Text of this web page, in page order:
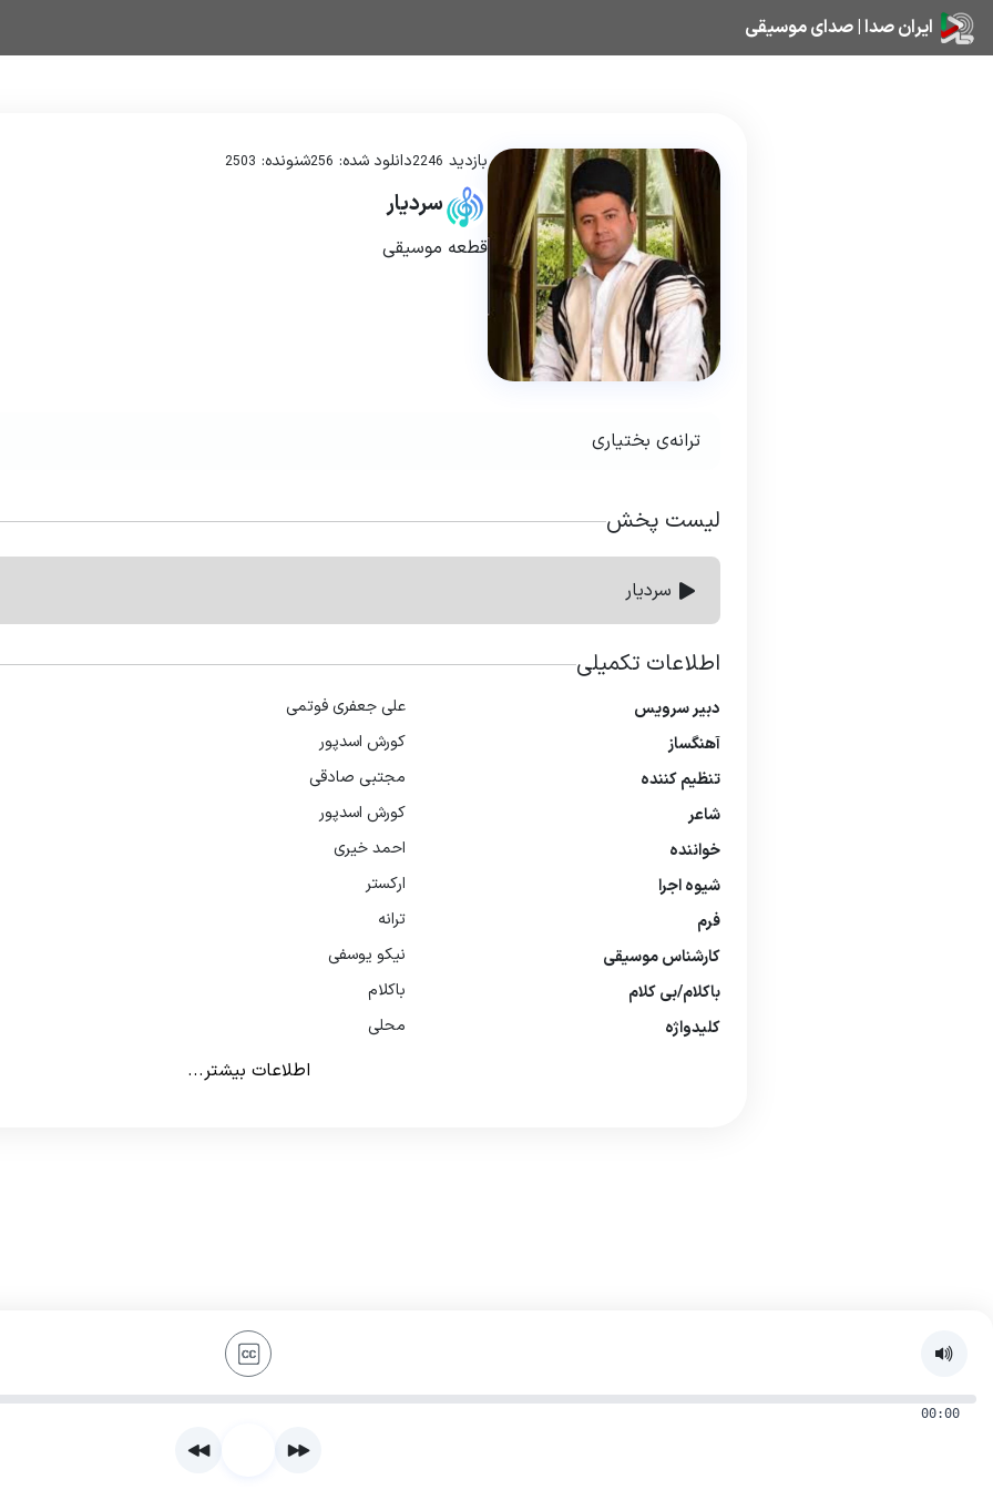
ایران صدا | صدای موسیقی
بازدید 2246دانلود شده: 256شنونده: 2503
سردیار
قطعه موسیقی
ترانه‌ی بختیاری
لیست پخش
سردیار
اطلاعات تکمیلی
دبیر سرویس
علی جعفری فوتمی
آهنگساز
کورش اسدپور
تنظیم كننده
مجتبی صادقی
شاعر
کورش اسدپور
خواننده
احمد خیری
شیوه اجرا
ارکستر
فرم
ترانه
كارشناس موسیقی
نیکو یوسفی
باكلام/بی كلام
باکلام
كلیدواژه
محلی
اطلاعات بیشتر...
00:00